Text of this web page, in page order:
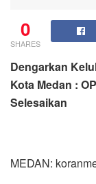
0
SHARES
Dengarkan
Kota Medan :
Selesaikan
MEDAN: